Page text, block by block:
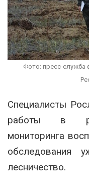
Фото: пресс-служба
Специалисты
работы в
мониторинга
лесничество.